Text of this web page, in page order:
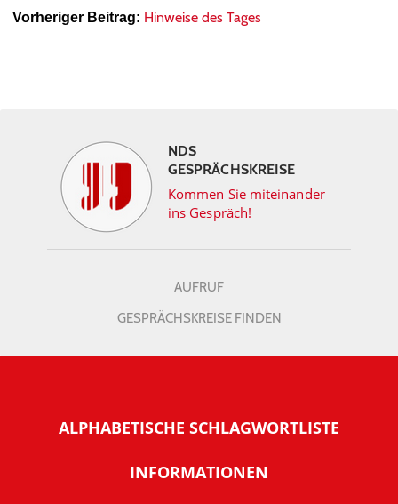
Vorheriger Beitrag: Hinweise des Tages
NDS
GESPRÄCHSKREISE
Kommen Sie miteinander
ins Gespräch!
AUFRUF
GESPRÄCHSKREISE FINDEN
ALPHABETISCHE SCHLAGWORTLISTE
INFORMATIONEN